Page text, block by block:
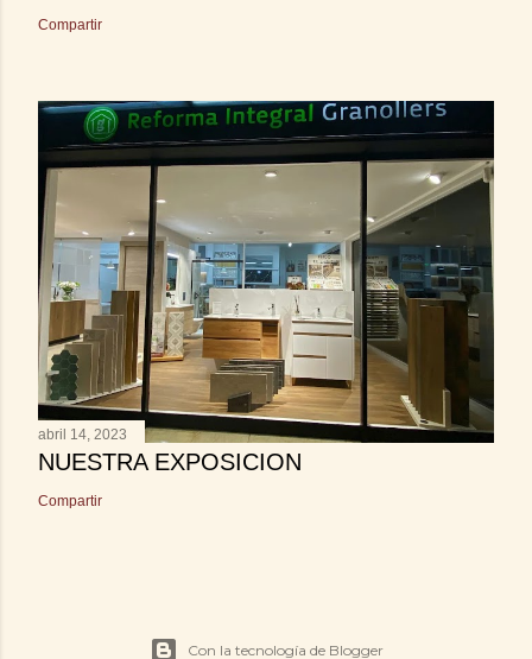
Compartir
abril 14, 2023
NUESTRA EXPOSICION
Compartir
Con la tecnología de Blogger